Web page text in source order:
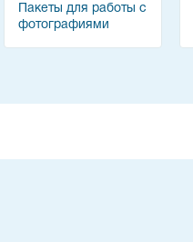
Пакеты для работы с
фотографиями